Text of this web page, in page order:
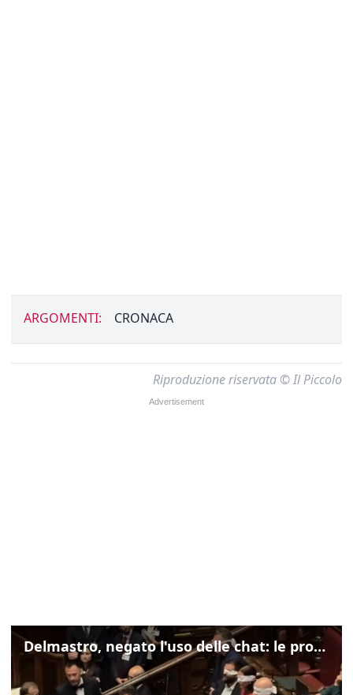
ARGOMENTI: CRONACA
Riproduzione riservata © Il Piccolo
Delmastro, negato l'uso delle chat: le proteste di Avs e M5s